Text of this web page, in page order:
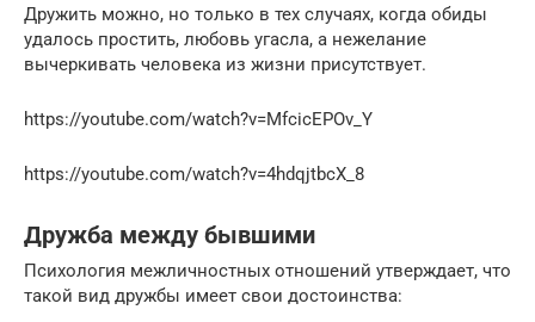
Дружить можно, но только в тех случаях, когда обиды
удалось простить, любовь угасла, а нежелание
вычеркивать человека из жизни присутствует.
https://youtube.com/watch?v=MfcicEPOv_Y
https://youtube.com/watch?v=4hdqjtbcX_8
Дружба между бывшими
Психология межличностных отношений утверждает, что
такой вид дружбы имеет свои достоинства: